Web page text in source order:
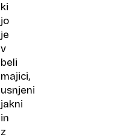
ki
jo
je
v
beli
majici,
usnjeni
jakni
in
z